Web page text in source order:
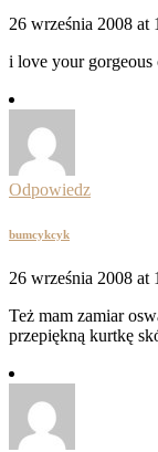
26 września 2008 at
i love your gorgeous
Odpowiedz
bumcykcyk
26 września 2008 at
Też mam zamiar
przepiękną kurtkę